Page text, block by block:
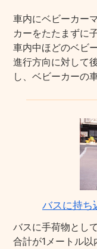
車内にベビーカー
カーをたたまずに
車内中ほどのベビ
進行方向に対して
し、ベビーカーの
バスに持ち
バスに手荷物とし
合計が1メートル